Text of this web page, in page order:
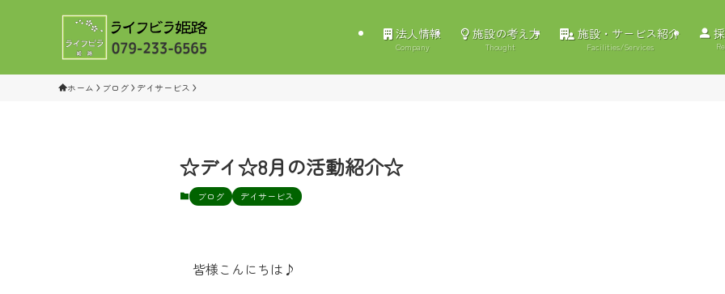
法人情報
Company
施設の考え方
Thought
施設・サービス紹介
Facilities/Services
ホーム ブログ デイサービス
☆デイ☆8月の活動紹介☆
ブログ デイサービス
皆様こんにちは♪